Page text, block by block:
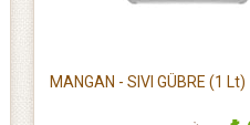
MANGAN - SIVI GÜBRE (1 Lt)